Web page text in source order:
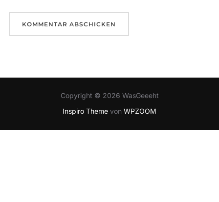
Copyright © 2026 WasGeeeht
Inspiro Theme von WPZOOM